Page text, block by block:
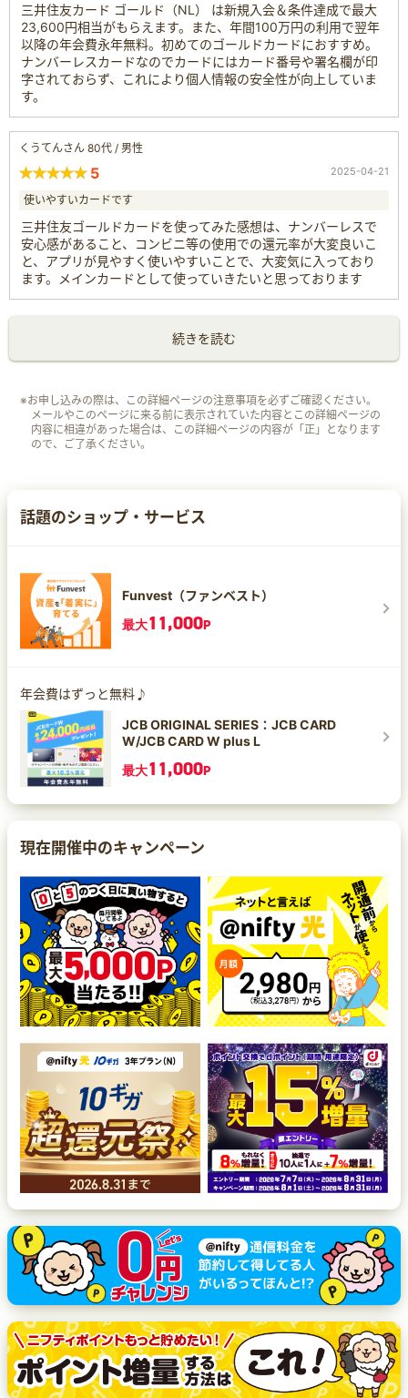
三井住友カード ゴールド（NL） は新規入会＆条件達成で最大
23,600円相当がもらえます。また、年間100万円の利用で翌年
以降の年会費永年無料。初めてのゴールドカードにおすすめ。
ナンバーレスカードなのでカードにはカード番号や署名欄が印
字されておらず、これにより個人情報の安全性が向上していま
す。
くうてんさん 80代 / 男性
5 2025-04-21
使いやすいカードです
三井住友ゴールドカードを使ってみた感想は、ナンバーレスで
安心感があること、コンビニ等の使用での還元率が大変良いこ
と、アプリが見やすく使いやすいことで、大変気に入っており
ます。メインカードとして使っていきたいと思っております
続きを読む
※お申し込みの際は、この詳細ページの注意事項を必ずご確認ください。
メールやこのページに来る前に表示されていた内容とこの詳細ページの
内容に相違があった場合は、この詳細ページの内容が「正」となります
ので、ご了承ください。
話題のショップ・サービス
Funvest（ファンベスト）
最大11,000P
年会費はずっと無料♪
JCB ORIGINAL SERIES：JCB CARD
W/JCB CARD W plus L
最大11,000P
現在開催中のキャンペーン